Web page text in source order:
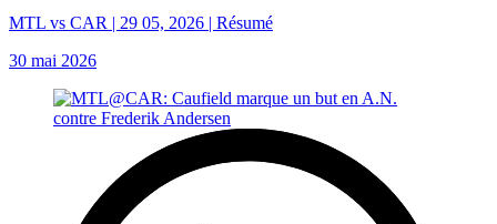
MTL vs CAR | 29 05, 2026 | Résumé
30 mai 2026